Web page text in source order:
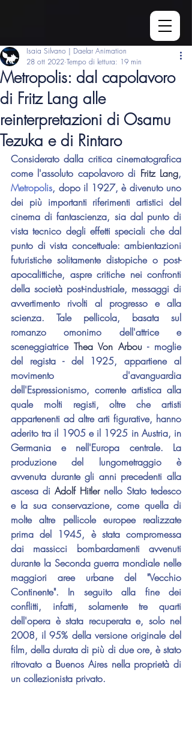
Metropolis: dal capolavoro
di Fritz Lang alle
reinterpretazioni di Osamu
Tezuka e di Rintaro
Isaia Silvano | Daelar Animation
28 ott 2022 Tempo di lettura: 19 min
Considerato dalla critica cinematografica
come l'assoluto capolavoro di Fritz Lang
Metropolis, dopo il 1927, è divenuto uno
dei più importanti riferimenti artistici del
cinema di fantascienza, sia dal punto di
vista tecnico degli effetti speciali che dal
punto di vista concettuale: ambientazioni
futuristiche solitamente distopiche o post-
apocalittiche, aspre critiche nei confronti
della società post-industriale, messaggi di
avvertimento rivolti al progresso e alla
scienza. Tale pellicola, basata sul
romanzo omonimo dell'attrice e
sceneggiatrice Thea Von Arbou - moglie
del regista - del 1925, appartiene al
movimento d'avanguardia
dell'Espressionismo, corrente artistica alla
quale molti registi, oltre che artisti
appartenenti ad altre arti figurative, hanno
aderito tra il 1905 e il 1925 in Austria, in
Germania e nell'Europa centrale. La
produzione del lungometraggio è
avvenuta durante gli anni precedenti alla
ascesa di Adolf Hitler nello Stato tedesco
e la sua conservazione, come quella di
molte altre pellicole europee realizzate
prima del 1945, è stata compromessa
dai massicci bombardamenti avvenuti
durante la Seconda guerra mondiale nelle
maggiori aree urbane del "Vecchio
Continente". In seguito alla fine dei
conflitti, infatti, solamente tre quarti
dell'opera è stata recuperata e, solo nel
2008, il 95% della versione originale del
film, della durata di più di due ore, è stato
ritrovato a Buenos Aires nella proprietà di
un collezionista privato.